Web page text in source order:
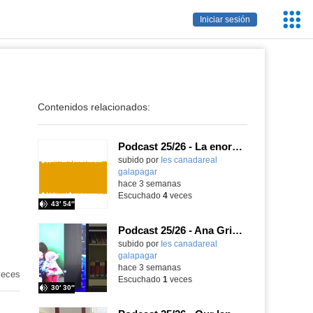
Iniciar sesión
Contenidos relacionados:
Podcast 25/26 - La enorme responsabilidad de ser juez
subido por Ies canadareal
galapagar
43′ 54″
-
hace 3 semanas
Escuchado 4veces
Podcast 25/26 - Ana Griott y los cuentos de las voces olvidadas
subido por Ies canadareal
galapagar
30′ 30″
-
hace 3 semanas
Escuchado 1 veces